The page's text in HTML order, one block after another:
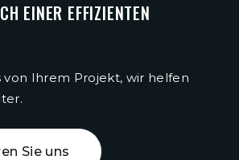
EINER EFFIZIENTEN
von Ihrem Projekt, wir helfen
Sie uns